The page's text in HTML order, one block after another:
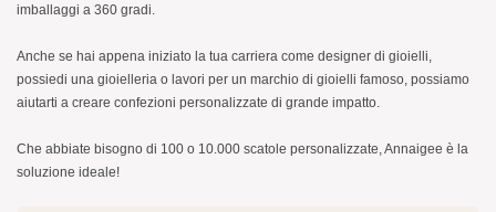
imballaggi a 360 gradi.
Anche se hai appena iniziato la tua carriera come designer di gioielli,
possiedi una gioielleria o lavori per un marchio di gioielli famoso, possiamo
aiutarti a creare confezioni personalizzate di grande impatto.
Che abbiate bisogno di 100 o 10.000 scatole personalizzate, Annaigee è la
soluzione ideale!